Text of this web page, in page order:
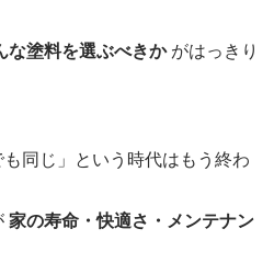
な塗料を選ぶべきかがはっきり
同じ」という時代はもう終わ
家の寿命・快適さ・メンテナン